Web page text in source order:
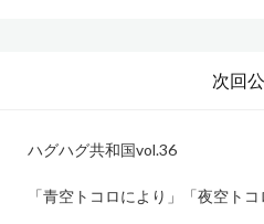
次回
ハグハグ共和国vol.36
「青空トコロにより」「夜空トコ